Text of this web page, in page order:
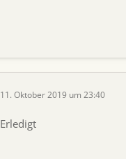
11. Oktober 2019 um 23:40
Erledigt